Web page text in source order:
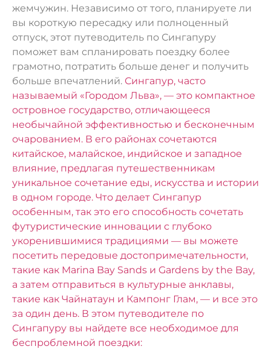
жемчужин. Независимо от того, планируете ли
вы короткую пересадку или полноценный
отпуск, этот путеводитель по Сингапуру
поможет вам спланировать поездку более
грамотно, потратить больше денег и получить
больше впечатлений. Сингапур, часто
называемый «Городом Льва», — это компактное
островное государство, отличающееся
необычайной эффективностью и бесконечным
очарованием. В его районах сочетаются
китайское, малайское, индийское и западное
влияние, предлагая путешественникам
уникальное сочетание еды, искусства и истории
в одном городе. Что делает Сингапур
особенным, так это его способность сочетать
футуристические инновации с глубоко
укоренившимися традициями — вы можете
посетить передовые достопримечательности,
такие как Marina Bay Sands и Gardens by the Bay,
а затем отправиться в культурные анклавы,
такие как Чайнатаун ​​и Кампонг Глам, — и все это
за один день. В этом путеводителе по
Сингапуру вы найдете все необходимое для
беспроблемной поездки: